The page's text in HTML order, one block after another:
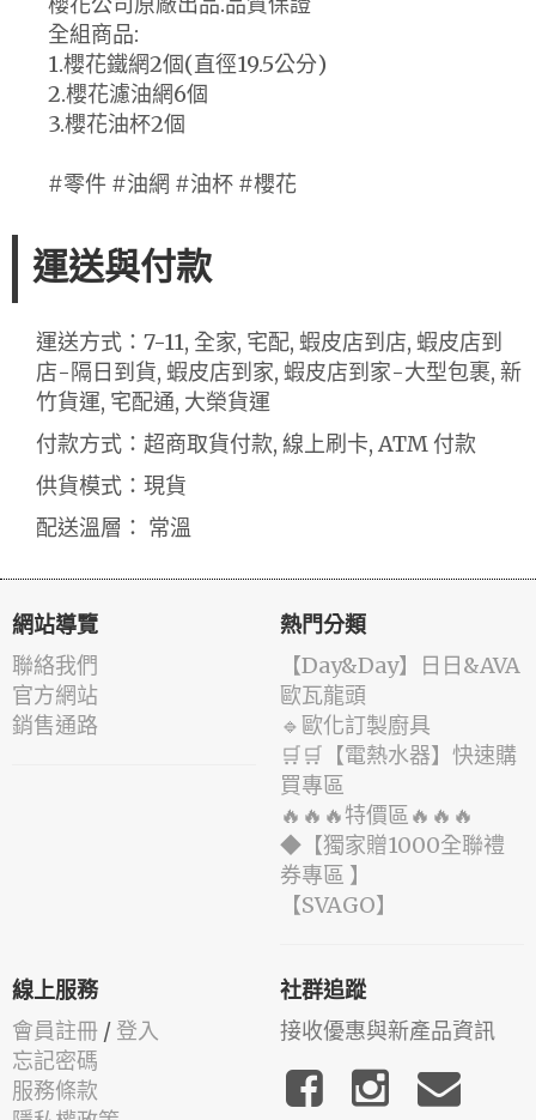
全組商品:
1.櫻花鐵網2個(直徑19.5公分)
2.櫻花濾油網6個
3.櫻花油杯2個
#零件 #油網 #油杯 #櫻花
運送與付款
運送方式：7-11, 全家, 宅配, 蝦皮店到店, 蝦皮店到
店-隔日到貨, 蝦皮店到家, 蝦皮店到家-大型包裹, 新
竹貨運, 宅配通, 大榮貨運
付款方式：超商取貨付款, 線上刷卡, ATM 付款
供貨模式：現貨
配送溫層： 常溫
網站導覽
聯絡我們
官方網站
銷售通路
熱門分類
️【Day&Day】️日日&AVA
歐瓦龍頭
🔹歐化訂製廚具
🛒🛒【電熱水器】快速購
買專區
🔥🔥🔥特價區🔥🔥🔥
◆【獨家贈1000全聯禮
券專區 】
️【SVAGO】️
線上服務
會員註冊 / 登入
忘記密碼
服務條款
社群追蹤
接收優惠與新產品資訊